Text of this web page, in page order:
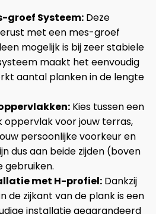
groef Systeem: Deze
met een mes-groef
mogelijk is bij zeer stabiele
maakt het eenvoudig
aantal planken in de lengte
Kies tussen een
oppervlak voor jouw terras,
persoonlijke voorkeur en
dus aan beide zijden (boven
gebruiken.
met H-profiel: Dankzij
de zijkant van de plank is een
installatie gegarandeerd